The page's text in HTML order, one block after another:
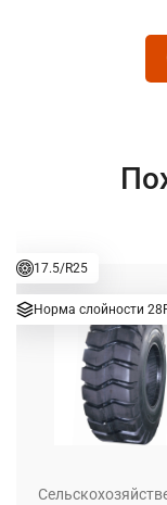
17.5/R25
Норма слойности